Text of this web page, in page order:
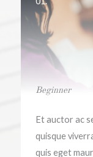
Beginner
Et auctor ac
quisque
quis eget